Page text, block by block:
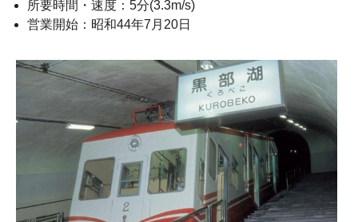
所要時間・速度：5分(3.3m/s)
営業開始：昭和44年7月20日